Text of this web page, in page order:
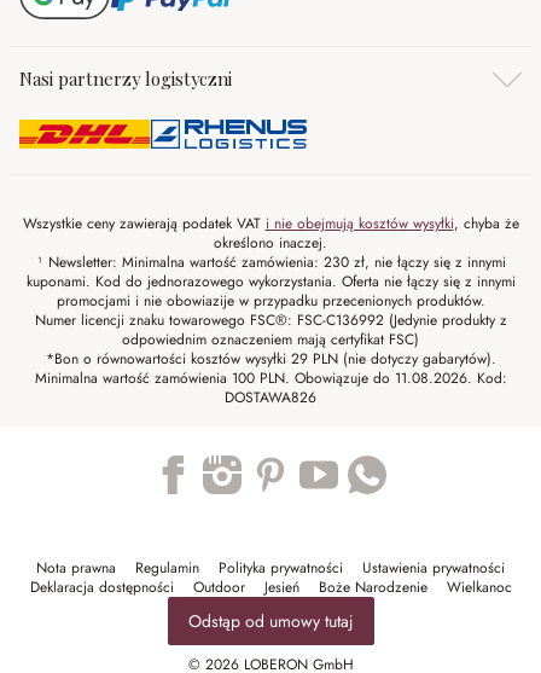
Nasi partnerzy logistyczni
Wszystkie ceny zawierają podatek VAT i nie obejmują kosztów wysyłki, chyba że
określono inaczej.
¹ Newsletter: Minimalna wartość zamówienia: 230 zł, nie łączy się z innymi
kuponami. Kod do jednorazowego wykorzystania. Oferta nie łączy się z innymi
promocjami i nie obowiazije w przypadku przecenionych produktów.
Numer licencji znaku towarowego FSC®: FSC-C136992 (Jedynie produkty z
odpowiednim oznaczeniem mają certyfikat FSC)
*Bon o równowartości kosztów wysyłki 29 PLN (nie dotyczy gabarytów).
Minimalna wartość zamówienia 100 PLN. Obowiązuje do 11.08.2026. Kod:
DOSTAWA826
Nota prawna Regulamin Polityka prywatności
Ustawienia prywatności
Deklaracja dostępności
Outdoor Jesień Boże Narodzenie Wielkanoc
Odstąp od umowy tutaj
© 2026 LOBERON GmbH